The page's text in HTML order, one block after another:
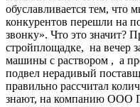
обуславливается тем,
конкурентов перешли на
звонку». Что это значит?
стройплощадке, на вечер
машины с раствором , а
подвел нерадивый
правильно рассчитал
знают, на компанию